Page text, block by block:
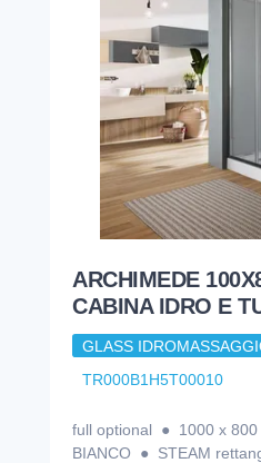
ARCHIMEDE
CABINA IDRO E
GLASS
TR000B1H5T00010
full optional ● 1000 x 800
BIANCO ● STEAM